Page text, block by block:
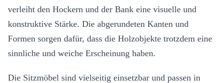
verleiht den Hockern und der Bank eine visuelle und
konstruktive Stärke. Die abgerundeten Kanten und
Formen sorgen dafür, dass die Holzobjekte trotzdem eine
sinnliche und weiche Erscheinung haben.
Die Sitzmöbel sind vielseitig einsetzbar und passen in